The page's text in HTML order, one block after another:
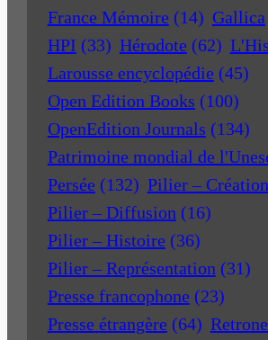
France Mémoire (14) Gallica
HPI (33) Hérodote (62)
Larousse encyclopédie (45)
Open Edition Books (100)
OpenEdition Journals (134)
Patrimoine mondial de
Persée (132) Pilier – Création
Pilier – Diffusion (16)
Pilier – Histoire (36)
Pilier – Représentation (31)
Presse francophone (23)
Presse étrangère (64)